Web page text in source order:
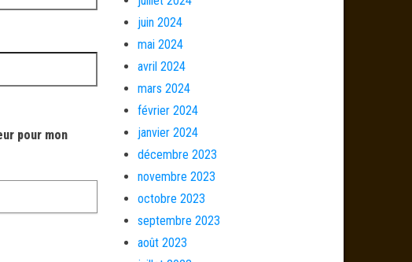
pour mon
juin 2024
mai 2024
avril 2024
mars 2024
février 2024
janvier 2024
décembre 2023
novembre 2023
octobre 2023
septembre 2023
août 2023